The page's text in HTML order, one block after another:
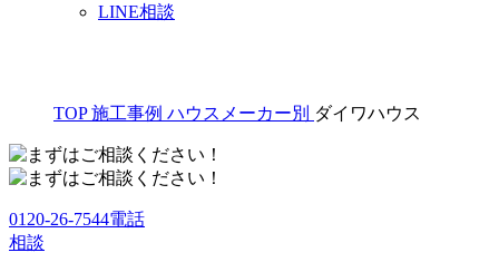
LINE相談
TOP 施工事例 ハウスメーカー別 ダイワハウス
0120-26-7544電話
相談